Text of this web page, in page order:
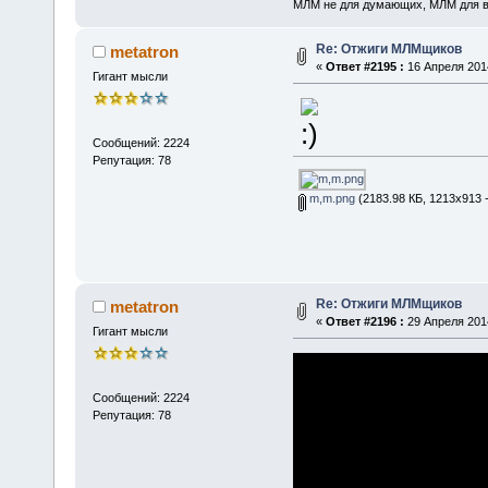
МЛМ не для думающих, МЛМ для
metatron
Гигант мысли
Сообщений: 2224
Репутация: 78
Re: Отжиги МЛМщиков
« Ответ #2195 : 16 Апреля
m,m.png(2183.98 КБ, 1213x913
metatron
Гигант мысли
Сообщений: 2224
Репутация: 78
Re: Отжиги МЛМщиков
« Ответ #2196 : 29 Апреля